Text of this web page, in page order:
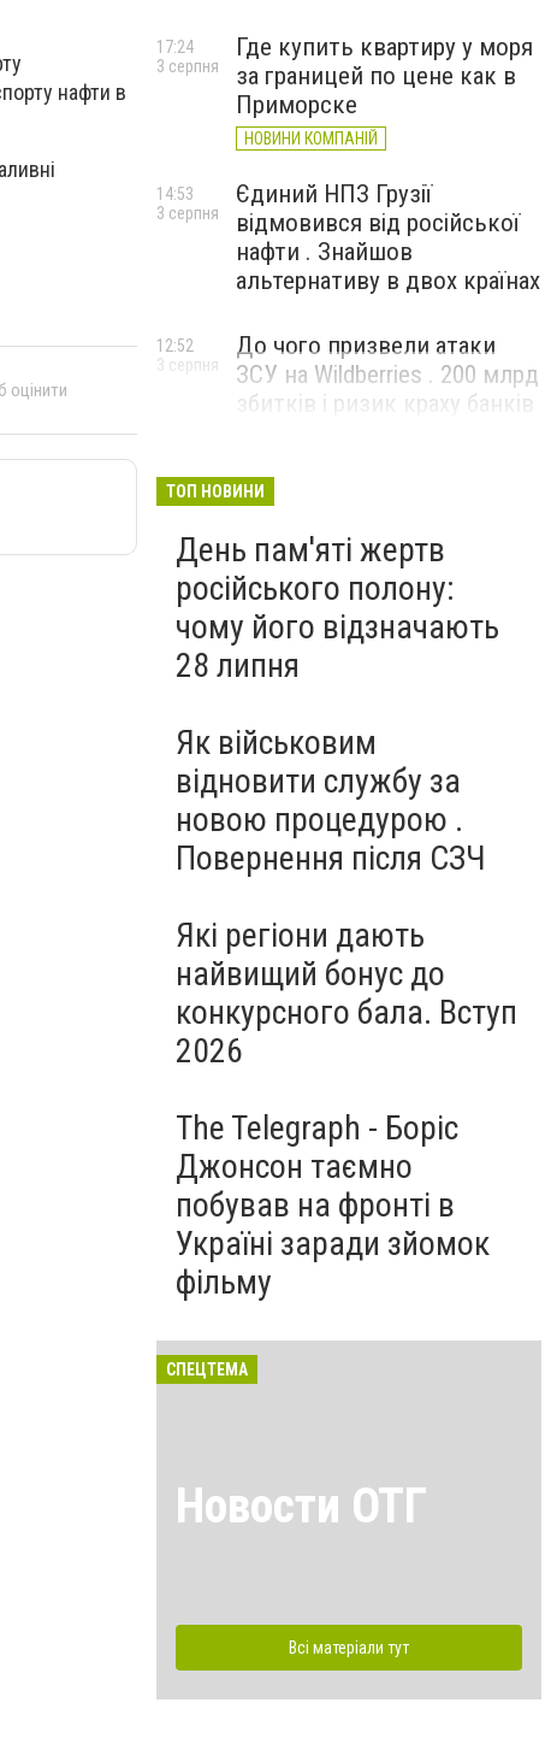
нафти в
оцінити
Где купить квартиру у моря
за границей по цене как в
Приморске
НОВИНИ КОМПАНІЙ
17:24
3 серпня
Єдиний НПЗ Грузії
відмовився від російської
нафти . Знайшов
альтернативу в двох країнах
14:53
3 серпня
До чого призвели атаки
ЗСУ на Wildberries . 200 млрд
збитків і ризик краху банків
12:52
3 серпня
ТОП НОВИНИ
День пам'яті жертв
російського полону:
чому його відзначають
28 липня
Як військовим
відновити службу за
новою процедурою .
Повернення після СЗЧ
Які регіони дають
найвищий бонус до
конкурсного бала. Вступ
2026
The Telegraph - Боріс
Джонсон таємно
побував на фронті в
Україні заради зйомок
фільму
СПЕЦТЕМА
Новости ОТГ
Всі матеріали тут